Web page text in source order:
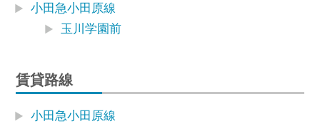
小田急小田原線
玉川学園前
賃貸路線
小田急小田原線